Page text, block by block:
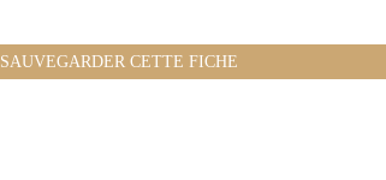
SAUVEGARDER CETTE FICHE